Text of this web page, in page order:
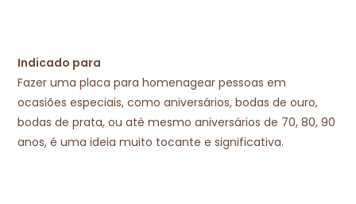
Indicado para
Fazer uma placa para homenagear pessoas em
ocasiões especiais, como aniversários, bodas de ouro,
bodas de prata, ou até mesmo aniversários de 70, 80, 90
anos, é uma ideia muito tocante e significativa.